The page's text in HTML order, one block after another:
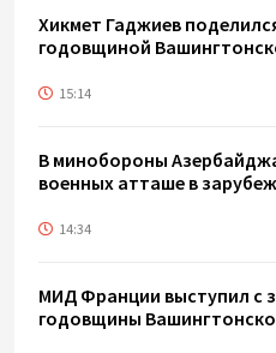
Хикмет Гаджиев
годовщиной
15:14
В минобороны
военных атташе в
14:34
МИД Франции выступил с
годовщины